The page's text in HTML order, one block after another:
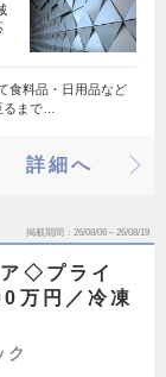
食料品・日用品など
るまで…
詳細へ
掲載期間 26/08/06～26/08/19
ア◇プライ
万円／冷凍
ク